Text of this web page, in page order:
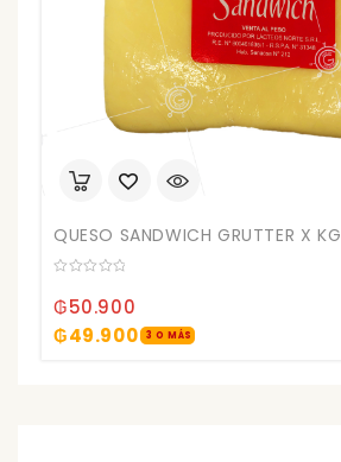
QUESO SANDWICH GRUTTER X KG
out
of
₲50.900
₲49.900 3 O MÁS